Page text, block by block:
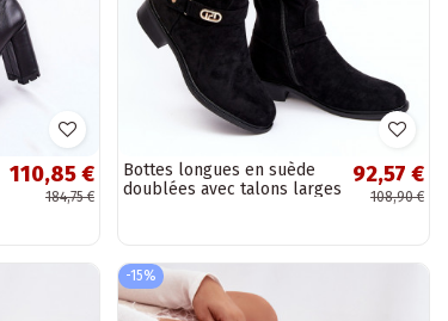
110,85 €
184,75 €
Bottes longues en suède
doublées avec talons larges
92,57 €
108,90 €
-15%